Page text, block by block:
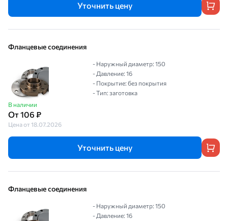
Уточнить цену
Фланцевые соединения
В наличии
От 106 ₽
Цена от 18.07.2026
- Наружный диаметр: 150
- Давление: 16
- Покрытие: без покрытия
- Тип: заготовка
Уточнить цену
Фланцевые соединения
- Наружный диаметр: 150
- Давление: 16